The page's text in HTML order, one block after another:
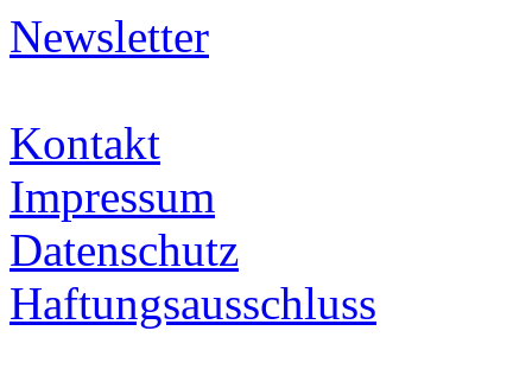
Newsletter
Kontakt
Impressum
Datenschutz
Haftungsausschluss